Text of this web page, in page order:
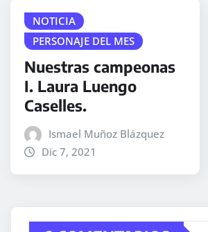
NOTICIA
PERSONAJE DEL MES
Nuestras campeonas
I. Laura Luengo
Caselles.
Ismael Muñoz Blázquez
Dic 7, 2021